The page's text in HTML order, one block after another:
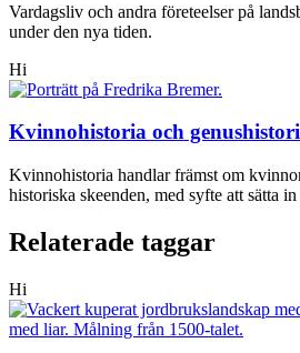
Vardagsliv och andra företeelser på
under den nya tiden.
Hi
Kvinnohistoria och
Kvinnohistoria handlar främst om
historiska skeenden, med syfte att sätta
Relaterade taggar
Hi